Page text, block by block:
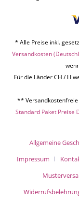
* Alle Preise inkl.
Versandkosten
Für die Länder CH / LI
** Versandkostenfreie
Standard Paket Preise
Allgemeine
Impressum